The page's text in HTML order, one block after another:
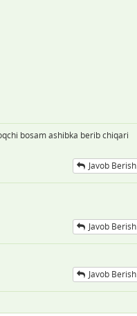
bosam ashibka berib chiqari
Javob Berish
Javob Berish
Javob Berish